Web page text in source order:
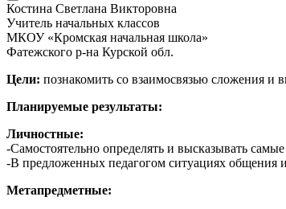
Костина Светлана Викторовна
Учитель начальных классов
МКОУ «Кромская начальная школа»
Фатежского р-на Курской обл.
Цели: познакомить со взаимосвязью сложения и
Планируемые результаты:
Личностные:
-Самостоятельно определять и высказывать
-В предложенных педагогом ситуациях общения
Метапредметные: